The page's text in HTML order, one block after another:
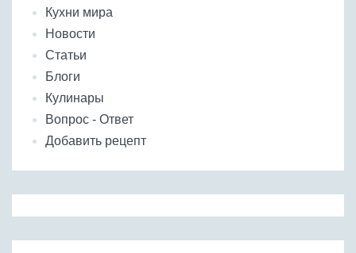
Кухни мира
Новости
Статьи
Блоги
Кулинары
Вопрос - Ответ
Добавить рецепт